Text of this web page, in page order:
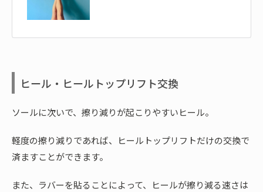
ヒール・ヒールトップリフト交換
ソールに次いで、擦り減りが起こりやすいヒール。
軽度の擦り減りであれば、ヒールトップリフトだけの交換で
済ますことができます。
また、ラバーを貼ることによって、ヒールが擦り減る速さは